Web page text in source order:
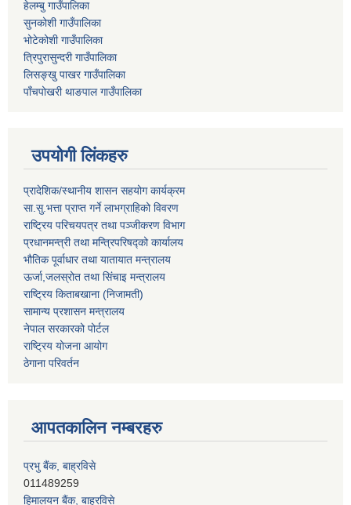
हेलम्बु गाउँपालिका
सुनकोशी गाउँपालिका
भोटेकोशी गाउँपालिका
त्रिपुरासुन्दरी गाउँपालिका
लिसङ्खु पाखर गाउँपालिका
पाँचपोखरी थाङपाल गाउँपालिका
उपयोगी लिंकहरु
प्रादेशिक/स्थानीय शासन सहयोग कार्यक्रम
सा.सु.भत्ता प्राप्त गर्ने लाभग्राहिको विवरण
राष्ट्रिय परिचयपत्र तथा पञ्‍जीकरण विभाग
प्रधानमन्त्री तथा मन्त्रिपरिषद्को कार्यालय
भौतिक पूर्वाधार तथा यातायात मन्त्रालय
ऊर्जा,जलस्रोत तथा सिंचाइ मन्त्रालय
राष्ट्रिय किताबखाना (निजामती)
सामान्य प्रशासन मन्त्रालय
नेपाल सरकारको पोर्टल
राष्ट्रिय योजना आयोग
ठेगाना परिवर्तन
आपतकालिन नम्बरहरु
प्रभु बैंक, बाह्रविसे
011489259
हिमालयन बैंक, बाह्रविसे